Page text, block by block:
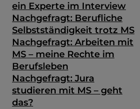
ein Experte im Interview
Nachgefragt: Berufliche
Selbstständigkeit trotz MS
Nachgefragt: Arbeiten mit
MS – meine Rechte im
Berufsleben
Nachgefragt: Jura
studieren mit MS – geht
das?